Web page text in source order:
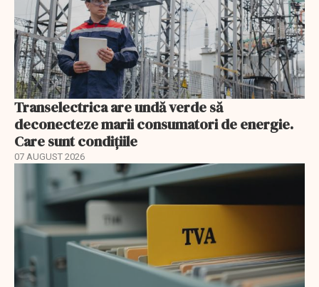
Transelectrica are undă verde să
deconecteze marii consumatori de energie.
Care sunt condițiile
07 AUGUST 2026